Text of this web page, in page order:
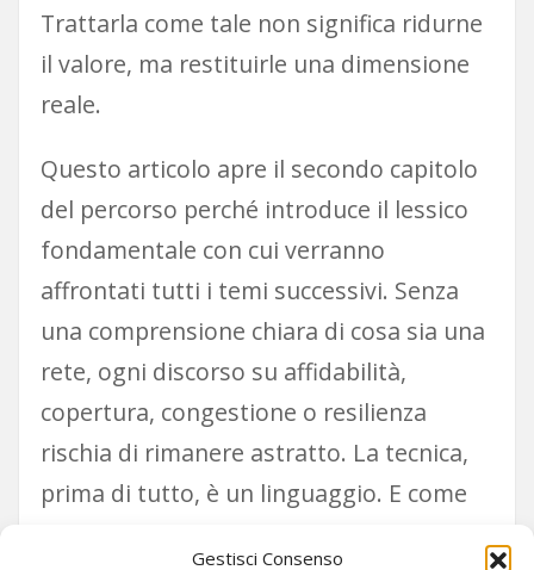
Gestisci Consenso
Trattarla come tale non significa ridurne
il valore, ma restituirle una dimensione
reale.
Questo articolo apre il secondo capitolo
del percorso perché introduce il lessico
fondamentale con cui verranno
affrontati tutti i temi successivi. Senza
una comprensione chiara di cosa sia una
rete, ogni discorso su affidabilità,
copertura, congestione o resilienza
rischia di rimanere astratto. La tecnica,
prima di tutto, è un linguaggio. E come